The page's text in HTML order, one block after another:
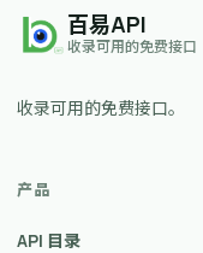
百易API
收录可用的免费接口
收录可用的免费接口。
产品
API 目录